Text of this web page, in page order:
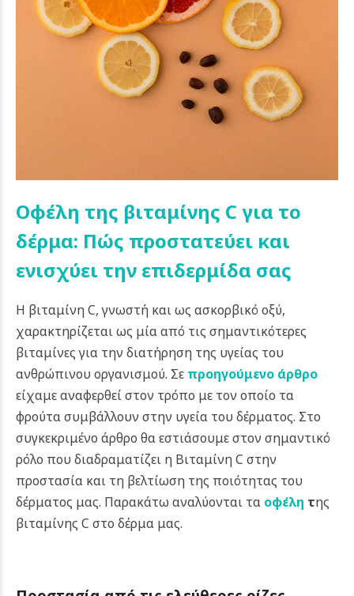
Οφέλη της βιταμίνης C για το
δέρμα: Πώς προστατεύει και
ενισχύει την επιδερμίδα σας
Η βιταμίνη C, γνωστή και ως ασκορβικό οξύ,
χαρακτηρίζεται ως μία από τις σημαντικότερες
βιταμίνες για την διατήρηση της υγείας του
ανθρώπινου οργανισμού. Σε προηγούμενο άρθρο
είχαμε αναφερθεί στον τρόπο με τον οποίο τα
φρούτα συμβάλλουν στην υγεία του δέρματος. Στο
συγκεκριμένο άρθρο θα εστιάσουμε στον σημαντικό
ρόλο που διαδραματίζει η Βιταμίνη C στην
προστασία και τη βελτίωση της ποιότητας του
δέρματος μας. Παρακάτω αναλύονται τα oφέλη της
βιταμίνης C στο δέρμα μας.